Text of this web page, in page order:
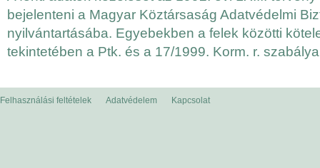
bejelenteni a Magyar Köztársaság Adatvédelmi
nyilvántartásába. Egyebekben a felek közötti
tekintetében a Ptk. és a 17/1999. Korm. r.
Felhasználási feltételek Adatvédelem Kapcsolat